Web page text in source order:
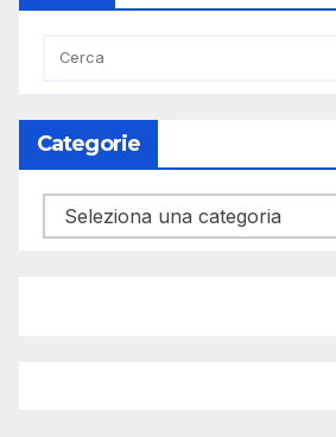
Categorie
Categorie